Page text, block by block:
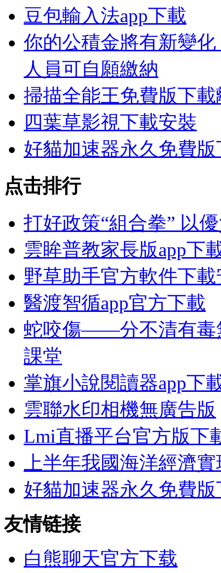
豆包輸入法app下載
你的公積金將有新變
人員可自願繳納
掃描全能王免費版下
四葉草影視下載安裝
好貓加速器永久免費
点击排行
打好政策“組合拳” 以
雲眸普教家長版app下
野草助手官方軟件下載
醫渡智循app官方下載
蛇咬傷——分不清有毒
課堂
掌旗小說閱讀器app下
雲聯水印相機無廣告版
Lmi直播平台官方版下
上半年我國海洋經濟
好貓加速器永久免費
友情链接
白熊聊天官方下载